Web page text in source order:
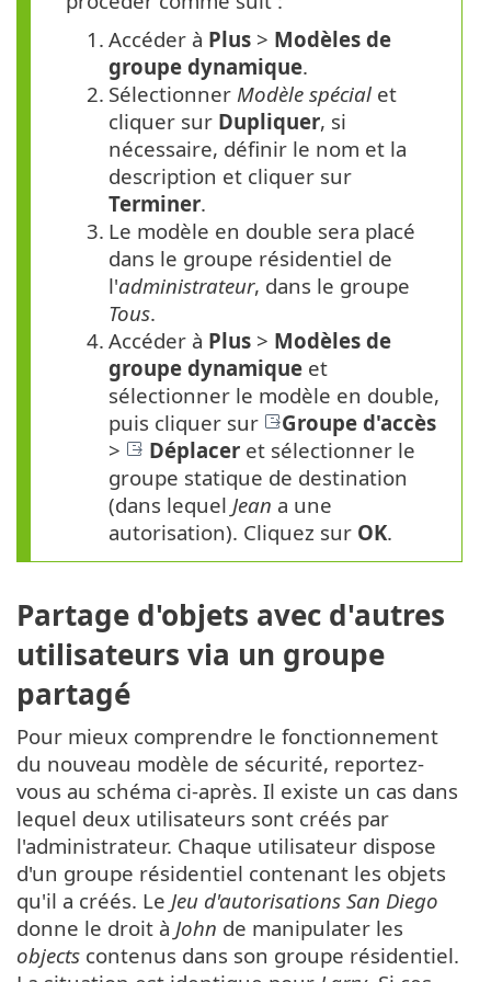
1. Accéder à Plus > Modèles de
groupe dynamique.
2. Sélectionner Modèle spécial et
cliquer sur Dupliquer, si
nécessaire, définir le nom et la
description et cliquer sur
Terminer.
3. Le modèle en double sera placé
dans le groupe résidentiel de
l'administrateur, dans le groupe
Tous.
4. Accéder à Plus > Modèles de
groupe dynamique et
sélectionner le modèle en double,
puis cliquer sur
Groupe d'accès
>
Déplacer et sélectionner le
groupe statique de destination
(dans lequel Jean a une
autorisation). Cliquez sur OK.
Partage d'objets avec d'autres
utilisateurs via un groupe
partagé
Pour mieux comprendre le fonctionnement
du nouveau modèle de sécurité, reportez-
vous au schéma ci-après. Il existe un cas dans
lequel deux utilisateurs sont créés par
l'administrateur. Chaque utilisateur dispose
d'un groupe résidentiel contenant les objets
qu'il a créés. Le Jeu d'autorisations San Diego
donne le droit à John de manipulater les
objects contenus dans son groupe résidentiel.